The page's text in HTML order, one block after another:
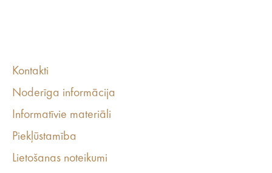
Kontakti
Noderīga informācija
Informatīvie materiāli
Piekļūstamība
Lietošanas noteikumi